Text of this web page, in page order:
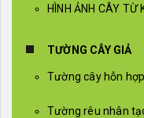
HÌNH ẢNH CÂY TỪ
TƯỜNG CÂY GIẢ
Tường cây hỗn hợp
Tường rêu nhân